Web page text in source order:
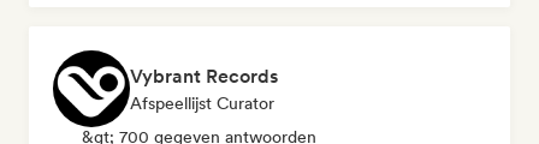
Vybrant Records
Afspeellijst Curator
&gt; 700 gegeven antwoorden